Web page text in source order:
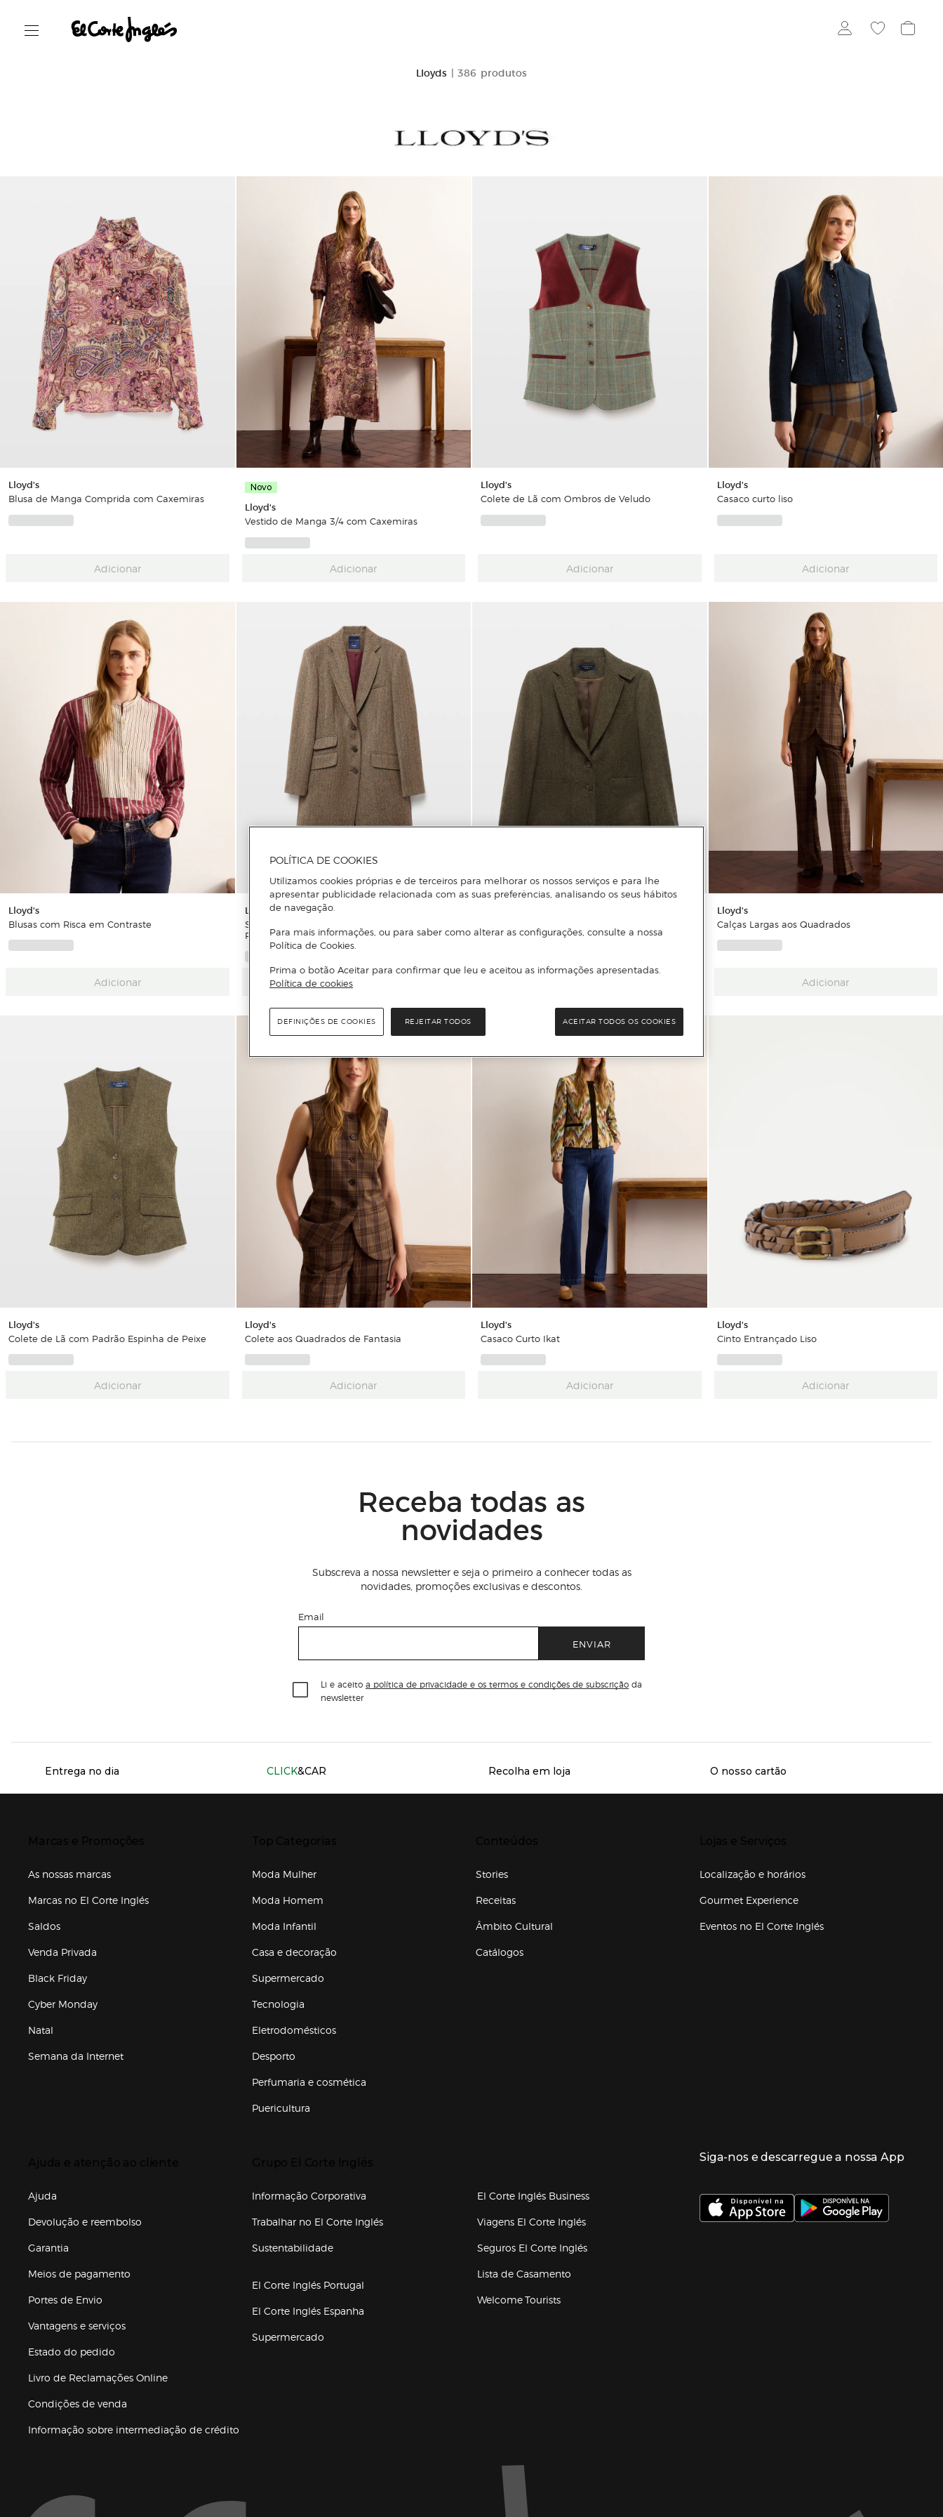
Lloyds | 386 produtos
Lloyd's
Blusa de Manga Comprida com Caxemiras
Adicionar
Novo
Lloyd's
Vestido de Manga 3/4 com Caxemiras
Adicionar
Lloyd's
Colete de Lã com Ombros de Veludo
Adicionar
Lloyd's
Casaco curto liso
Adicionar
Lloyd's
Blusas com Risca em Contraste
Adicionar
Lloyd's
Sobretudo de Lã com Padrão Espinha de
Peixe
Adicionar
Cotoveleiras
Lloyd's
Calças Largas aos Quadrados
Adicionar
Lloyd's
Colete de Lã com Padrão Espinha de Peixe
Adicionar
Lloyd's
Colete aos Quadrados de Fantasia
Adicionar
Lloyd's
Casaco Curto Ikat
Adicionar
Lloyd's
Cinto Entrançado Liso
Adicionar
Receba todas as
novidades
Subscreva a nossa newsletter e seja o primeiro a conhecer todas as
novidades, promoções exclusivas e descontos.
Email
ENVIAR
Li e aceito a política de privacidade e os termos e condições de subscrição da
newsletter
Servicios destacados
Entrega no dia CLICK&CAR Recolha em loja O nosso cartão
As nossas marcas
Marcas no El Corte Inglés
Saldos
Venda Privada
Black Friday
Cyber Monday
Natal
Semana da Internet
Moda Mulher
Moda Homem
Moda Infantil
Casa e decoração
Supermercado
Tecnologia
Eletrodomésticos
Desporto
Perfumaria e cosmética
Puericultura
Stories
Receitas
Âmbito Cultural
Catálogos
Localização e horários
Gourmet Experience
Eventos no El Corte Inglés
Ajuda
Devolução e reembolso
Garantia
Meios de pagamento
Portes de Envio
Vantagens e serviços
Estado do pedido
Livro de Reclamações Online
Condições de venda
Informação sobre intermediação de crédito
Informação Corporativa
Trabalhar no El Corte Inglés(abre en nueva ventana)
Sustentabilidade
El Corte Inglés Portugal
El Corte Inglés Espanha
Supermercado
El Corte Inglés Business
Viagens El Corte Inglés(abre en nueva ventana)
Seguros El Corte Inglés(abre en nueva ventana)
Lista de Casamento
Welcome Tourists
Enlaces de grupo el corte inglés
Siga-nos e descarregue a nossa App
Marca El Corte Inglés
POLÍTICA DE COOKIES
Utilizamos cookies próprias e de terceiros para melhorar os nossos serviços e para lhe
apresentar publicidade relacionada com as suas preferências, analisando os seus hábitos
de navegação.
Para mais informações, ou para saber como alterar as configurações, consulte a nossa
Política de Cookies.
Prima o botão Aceitar para confirmar que leu e aceitou as informações apresentadas.
Política de cookies
REJEITAR TODOS ACEITAR TODOS OS COOKIES
DEFINIÇÕES DE COOKIES